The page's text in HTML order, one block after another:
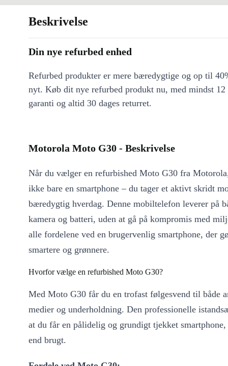
Beskrivelse
Din nye refurbed enhed
Refurbed produkter er mere bæredygtige og op til
nyt. Køb dit nye refurbed produkt nu, med mindst 12
garanti og altid 30 dages returret.
Motorola Moto G30 - Beskrivelse
Når du vælger en refurbished Moto G30 fra
ikke bare en smartphone – du tager et aktivt skridt
bæredygtig hverdag. Denne mobiltelefon leverer på
kamera og batteri, uden at gå på kompromis med
alle fordelene ved en brugervenlig smartphone, der
smartere og grønnere.
Hvorfor vælge en refurbished Moto G30?
Med Moto G30 får du en trofast følgesvend til både
medier og underholdning. Den professionelle
at du får en pålidelig og grundigt tjekket smartphone,
end brugt.